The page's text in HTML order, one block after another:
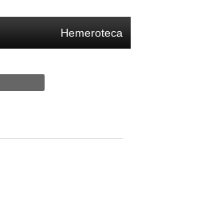
Hemeroteca